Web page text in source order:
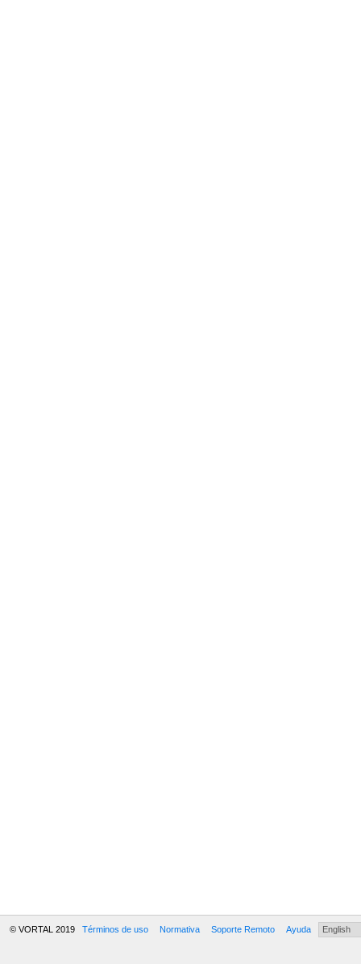
© VORTAL 2019 Términos de uso Normativa Soporte Remoto Ayuda